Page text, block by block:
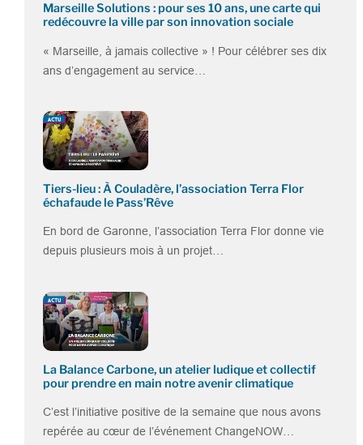
Marseille Solutions : pour ses 10 ans, une carte qui
redécouvre la ville par son innovation sociale
« Marseille, à jamais collective » ! Pour célébrer ses dix
ans d’engagement au service…
Tiers-lieu : À Couladère, l’association Terra Flor
échafaude le Pass’Rêve
En bord de Garonne, l’association Terra Flor donne vie
depuis plusieurs mois à un projet…
La Balance Carbone, un atelier ludique et collectif
pour prendre en main notre avenir climatique
C’est l’initiative positive de la semaine que nous avons
repérée au cœur de l’événement ChangeNOW…